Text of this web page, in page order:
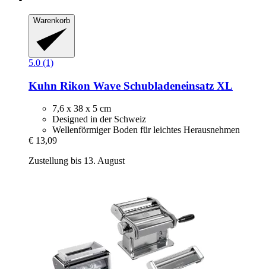
Warenkorb
5.0 (1)
Kuhn Rikon Wave Schubladeneinsatz XL
7,6 x 38 x 5 cm
Designed in der Schweiz
Wellenförmiger Boden für leichtes Herausnehmen
€ 13,09
Zustellung bis 13. August